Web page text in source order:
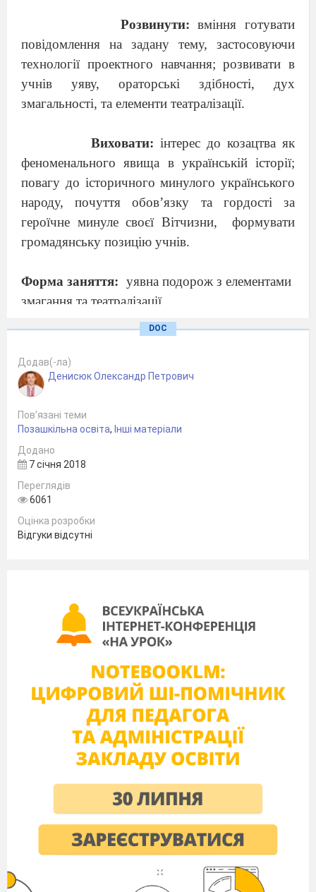
Розвинути: вміння готувати
повідомлення на задану тему, застосовуючи
технології проектного навчання; розвивати в
учнів уяву, ораторські здібності, дух
змагальності, та елементи театралізації.
Виховати: інтерес до козацтва як
феноменального явища в українській історії;
повагу до історичного минулого українського
народу, почуття обов’язку та гордості за
героїчне минуле своєї Вітчизни,
формувати
громадянську позицію учнів.
Формазаняття: уявна подорож з елементами
змагання та театралізації
Клас обладнаний як козацький
курінь ( давній розмальований посуд,
люлька, козацький одяг, козацька шапка, ікона,
вишитий рушник), козацькі клейноди (
Хоругва, булава)
- запис «Козацького маршу
-табличкиз написом назви курен
девізу
-ноутбук
-мультимедійний проектор
-скринька (шкатулка)
воно те гніздо, звідкіля вилітають усі ті
горді, як орли, і дужі, як леви. Ось звідки
М.В. Гоголь
Хід заняття
І. Організаційний момент
Учні під козацький марш заходятьу клас
імітований під курінь, шикуються (елемент
молитву учні повертаються через ліве плече
стають на ліве коліно обличчям до козацького
прапора та ікони та читають молитву, яку
розпочинає ройовий), після молитви Здають
рапорт (назва, девіз, речівка)
DOC
Додав(-ла)
Денисюк Олександр Петрович
Пов’язані теми
Позашкільна освіта, Інші матеріали
Додано
7 січня 2018
Переглядів
6061
Оцінка розробки
Відгуки відсутні